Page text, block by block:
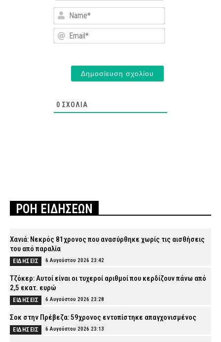
Name*
Email*
0 ΣΧΌΛΙΑ
ΡΟΗ ΕΙΔΗΣΕΩΝ
Χανιά: Νεκρός 81χρονος που ανασύρθηκε χωρίς τις αισθήσεις
του από παραλία
ΕΙΔΗΣΕΙΣ 6 Αυγούστου 2026 23:42
Τζόκερ: Αυτοί είναι οι τυχεροί αριθμοί που κερδίζουν πάνω από
2,5 εκατ. ευρώ
ΕΙΔΗΣΕΙΣ 6 Αυγούστου 2026 23:28
Σοκ στην Πρέβεζα: 59χρονος εντοπίστηκε απαγχονισμένος
ΕΙΔΗΣΕΙΣ 6 Αυγούστου 2026 23:13